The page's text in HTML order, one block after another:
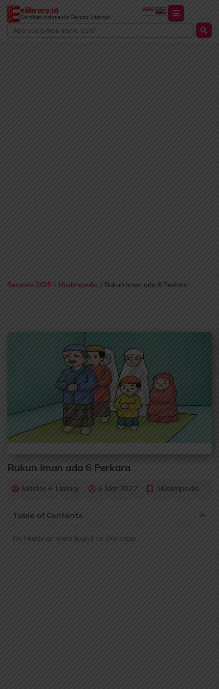
Lewati
konten
elibrary.id
Gerakan Indonesia Cerdas Literasi
Search
...
Beranda 2025 / Muslimpedia / Rukun Iman ada 6 Perkara
Rukun Iman ada 6 Perkara
Master E-Library 6 Mar 2022 Muslimpedia
Table of Contents
No headings were found on this page.